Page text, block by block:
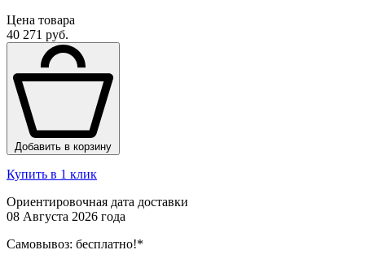
Цена товара
40 271 руб.
Добавить в корзину
Купить в 1 клик
Ориентировочная дата доставки
08 Августа 2026 года
Самовывоз: бесплатно!*